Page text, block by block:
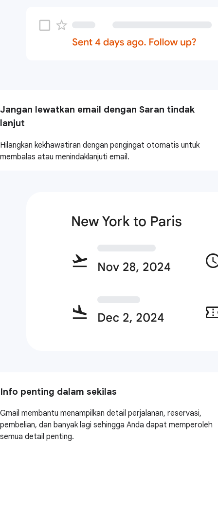
Jangan lewatkan email dengan Saran tindak
lanjut
Hilangkan kekhawatiran dengan pengingat otomatis untuk
membalas atau menindaklanjuti email.
Info penting dalam sekilas
Gmail membantu menampilkan detail perjalanan, reservasi,
pembelian, dan banyak lagi sehingga Anda dapat memperoleh
semua detail penting.